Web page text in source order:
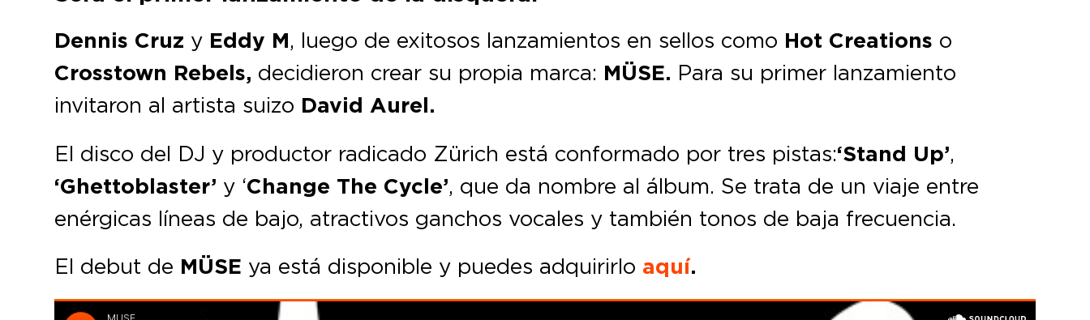
Dennis Cruz y Eddy M, luego de exitosos lanzamientos en sellos como Hot Creations o
Crosstown Rebels, decidieron crear su propia marca: MÜSE. Para su primer lanzamiento
invitaron al artista suizo David Aurel.
El disco del DJ y productor radicado Zürich está conformado por tres pistas:‘Stand Up’,
‘Ghettoblaster’ y ‘Change The Cycle’, que da nombre al álbum. Se trata de un viaje entre
enérgicas líneas de bajo, atractivos ganchos vocales y también tonos de baja frecuencia.
El debut de MÜSE ya está disponible y puedes adquirirlo aquí.